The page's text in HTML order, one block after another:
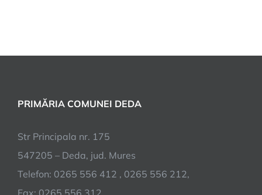
PRIMĂRIA COMUNEI DEDA
Str Principala nr. 175
547205 – Deda, jud. Mures
Telefon: 0265 556 412 , 0265 556 212,